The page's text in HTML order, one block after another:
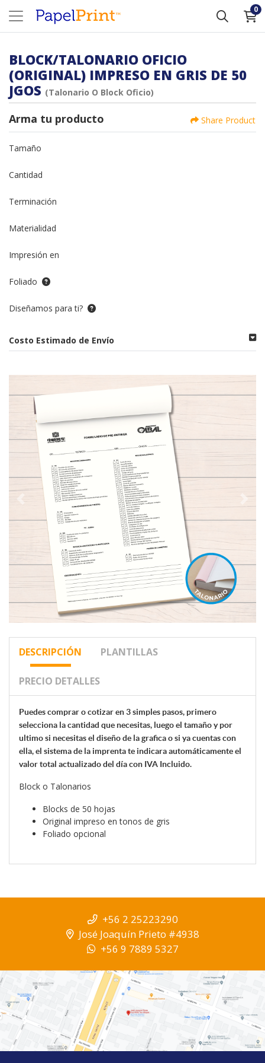
0
BLOCK/TALONARIO OFICIO
(ORIGINAL) IMPRESO EN GRIS DE 50
JGOS (Talonario O Block Oficio)
Arma tu producto Share Product
Tamaño
Cantidad
Terminación
Materialidad
Impresión en
Foliado
Diseñamos para ti?
Costo Estimado de Envío
DESCRIPCIÓN PLANTILLAS
PRECIO DETALLES
Puedes comprar o cotizar en 3 simples pasos, primero
selecciona la cantidad que necesitas, luego el tamaño y por
ultimo si necesitas el diseño de la grafica o si ya cuentas con
ella, el sistema de la imprenta te indicara automáticamente el
valor total actualizado del día con IVA Incluido.
Block o Talonarios
Blocks de 50 hojas
Original impreso en tonos de gris
Foliado opcional
+56 2 25223290
José Joaquín Prieto #4938
+56 9 7889 5327